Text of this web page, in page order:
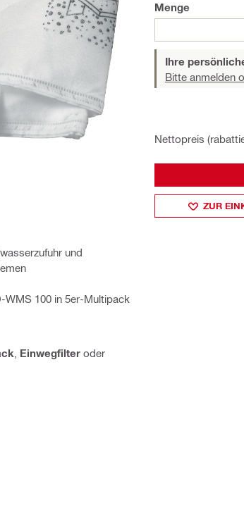
und
WMS 100 in 5er-Multipack
Einwegfilter oder
Menge
Ihre
Bitte anmelden
Nettopreis
ZUR